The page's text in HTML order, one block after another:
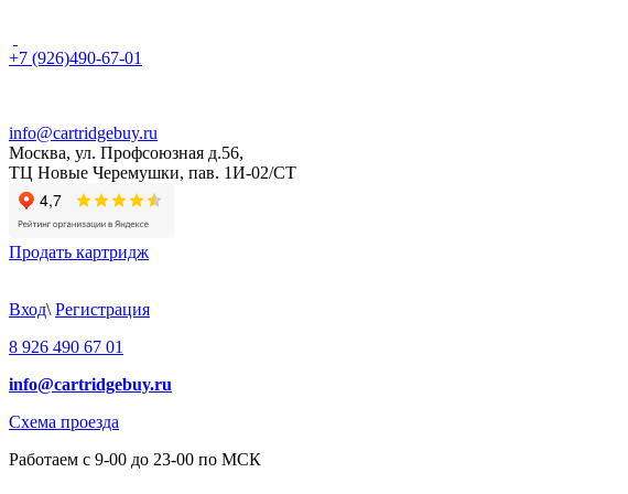
+7 (926)490-67-01
info@cartridgebuy.ru
Москва, ул. Профсоюзная д.56,
ТЦ Новые Черемушки, пав. 1И-02/СТ
Продать картридж
Вход\ Регистрация
8 926 490 67 01
info@cartridgebuy.ru
Схема проезда
Работаем с 9-00 до 23-00 по МСК